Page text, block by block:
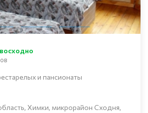
и пансионаты
Химки, микрорайон Сходня,